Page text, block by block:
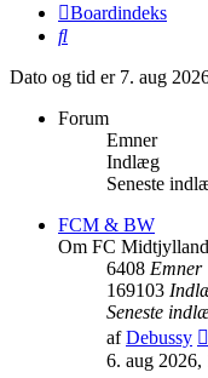
Boardindeks
Søg
Dato og tid er 7. aug
Forum
Emner
Indlæg
Seneste
FCM & BW
Om FC
6408 Emner
169103
Seneste
afDebussy
6. aug 2026,